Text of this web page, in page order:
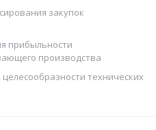
закупок
прибыльности
производства
технических